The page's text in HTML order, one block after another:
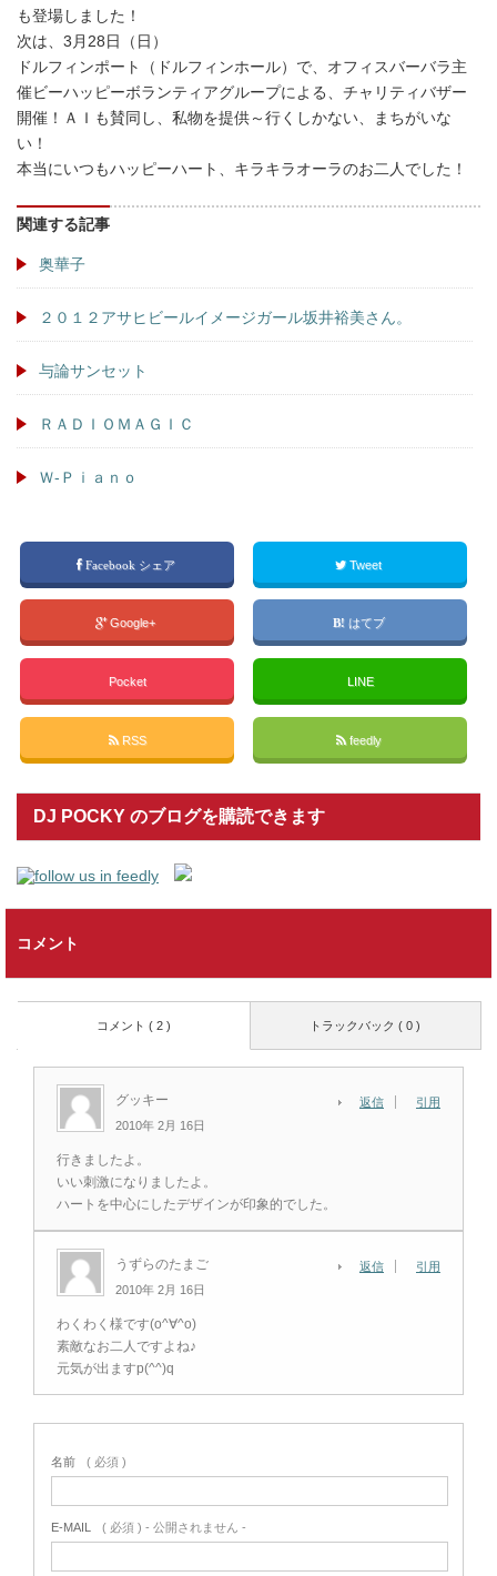
も登場しました！
次は、3月28日（日）
ドルフィンポート（ドルフィンホール）で、オフィスバーバラ主
催ビーハッピーボランティアグループによる、チャリティバザー
開催！ＡＩも賛同し、私物を提供～行くしかない、まちがいな
い！
本当にいつもハッピーハート、キラキラオーラのお二人でした！
関連する記事
奥華子
２０１２アサヒビールイメージガール坂井裕美さん。
与論サンセット
ＲＡＤＩＯＭＡＧＩＣ
Ｗ-Ｐｉａｎｏ
Facebook シェア Tweet
Google+ はてブ
Pocket LINE
RSS feedly
DJ POCKY のブログを購読できます
コメント
トラックバック ( 0 )
コメント ( 2 )
グッキー
2010年 2月 16日
返信 引用
行きましたよ。
いい刺激になりましたよ。
ハートを中心にしたデザインが印象的でした。
うずらのたまご
2010年 2月 16日
返信 引用
わくわく様です(o^∀^o)
素敵なお二人ですよね♪
元気が出ますp(^^)q
名前 ( 必須 )
E-MAIL ( 必須 ) - 公開されません -